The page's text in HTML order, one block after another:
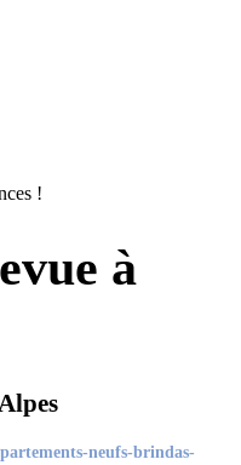
!
à
neufs-brindas-